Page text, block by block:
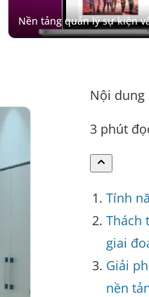
Nội dung
3 phút
Tính
Thách
giai
Giải
nền